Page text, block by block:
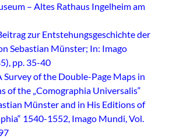
– Altes Rathaus Ingelheim am
zur Entstehungsgeschichte der
Sebastian Münster; In: Imago
pp. 35-40
Survey of the Double-Page Maps in
of the „Comographia Universalis“
Münster and in His Editions of
1540-1552, Imago Mundi, Vol.